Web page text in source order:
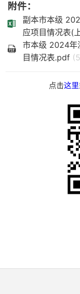
附件：
副本市本级
应项目情况表(
市本级 2024年
目情况表.pdf
点击这里